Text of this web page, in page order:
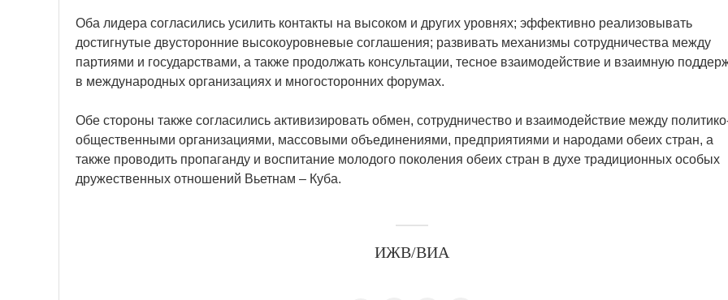
Оба лидера согласились усилить контакты на высоком и других уровнях; эффективно реализовывать
достигнутые двусторонние высокоуровневые соглашения; развивать механизмы сотрудничества между
партиями и государствами, а также продолжать консультации, тесное взаимодействие и взаимную
в международных организациях и многосторонних форумах.
Обе стороны также согласились активизировать обмен, сотрудничество и взаимодействие между
общественными организациями, массовыми объединениями, предприятиями и народами обеих стран, а
также проводить пропаганду и воспитание молодого поколения обеих стран в духе традиционных особых
дружественных отношений Вьетнам – Куба.
ИЖВ/ВИА